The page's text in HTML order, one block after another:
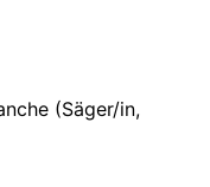
(Säger/in,